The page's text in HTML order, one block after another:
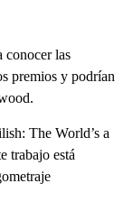
conocer las
premios y podrían
The World’s a
trabajo está